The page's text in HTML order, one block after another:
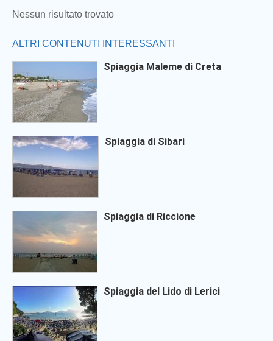
Nessun risultato trovato
ALTRI CONTENUTI INTERESSANTI
Spiaggia Maleme di Creta
Spiaggia di Sibari
Spiaggia di Riccione
Spiaggia del Lido di Lerici